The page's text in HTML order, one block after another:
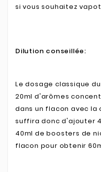
si vous souhaitez
Dilution conseillée:
Le dosage classique
20ml d'arômes
dans un flacon avec la
suffira donc d'ajouter
40ml de boosters de
flacon pour obtenir